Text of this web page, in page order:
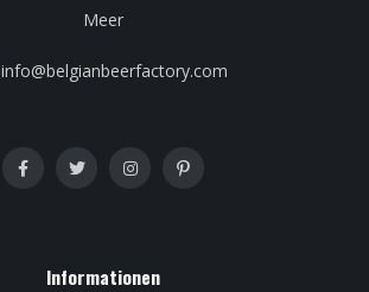
Meer
info@belgianbeerfactory.com
Informationen